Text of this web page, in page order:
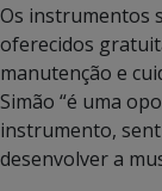
Os instrumentos
oferecidos
manutenção e
Simão “é uma
instrumento,
desenvolver a